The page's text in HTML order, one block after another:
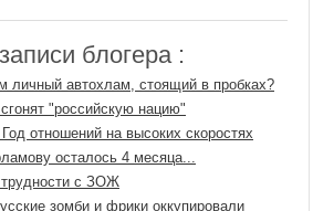
блогера :
личный автохлам, стоящий в пробках?
"российскую нацию"
отношений на высоких скоростях
осталось 4 месяца...
с ЗОЖ
зомби и фрики оккупировали